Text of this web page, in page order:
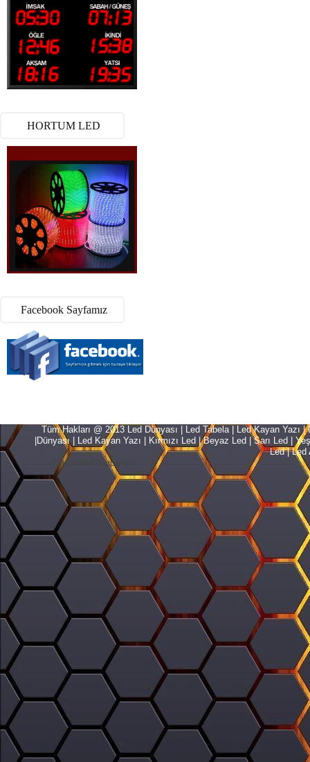
HORTUM LED
Facebook Sayfamız
Tüm Hakları @ 2013 Led Dünyası | Led Tabela | Led Kayan
|Dünyası | Led Kayan Yazı | Kırmızı Led | Beyaz Led | Sarı Led |
Led | Led
Translate Company